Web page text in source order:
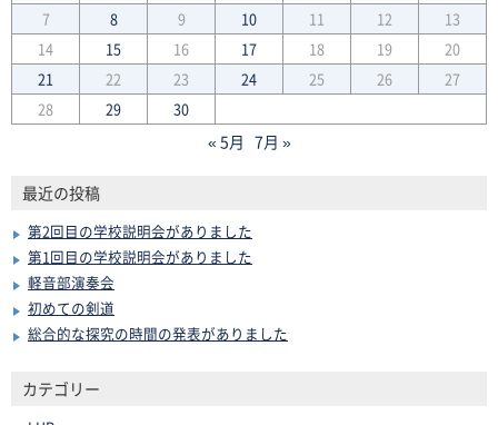
7
8 9 10 11 12
13
14
15 16 17 18 19
20
21
22 23 24 25 26
27
28
29 30
« 5月 7月 »
最近の投稿
第2回目の学校説明会がありました
第1回目の学校説明会がありました
軽音部演奏会
初めての剣道
総合的な探究の時間の発表がありました
カテゴリー